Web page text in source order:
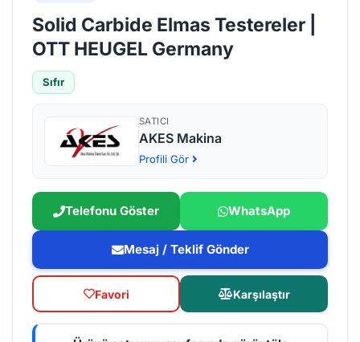
Solid Carbide Elmas Testereler |
OTT HEUGEL Germany
Sıfır
SATICI
AKES Makina
Profili Gör
Telefonu Göster WhatsApp
Mesaj / Teklif Gönder
Favori Karşılaştır